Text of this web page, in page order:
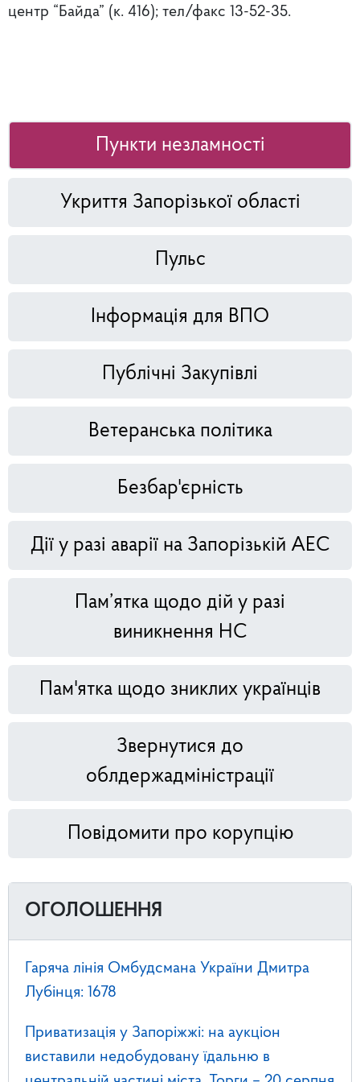
центр “Байда” (к. 416); тел/факс 13-52-35.
Пункти незламності
Укриття Запорізької області
Пульс
Інформація для ВПО
Публічні Закупівлі
Ветеранська політика
Безбар'єрність
Дії у разі аварії на Запорізькій АЕС
Пам’ятка щодо дій у разі
виникнення НС
Пам'ятка щодо зниклих українців
Звернутися до
облдержадміністрації
Повідомити про корупцію
ОГОЛОШЕННЯ
Гаряча лінія Омбудсмана України Дмитра
Лубінця: 1678
Приватизація у Запоріжжі: на аукціон
виставили недобудовану їдальню в